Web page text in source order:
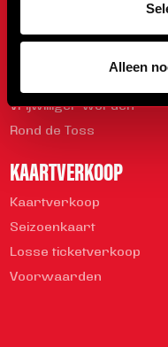
Alleen
Geschiedenis
Vrijwilliger worden
Rond de Toss
KAARTVERKOOP
Kaartverkoop
Seizoenkaart
Losse ticketverkoop
Voorwaarden